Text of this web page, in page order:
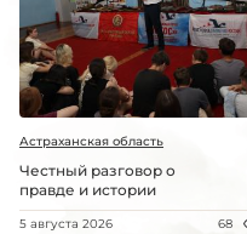
Астраханская область
Честный разговор о
правде и истории
5 августа 2026 68